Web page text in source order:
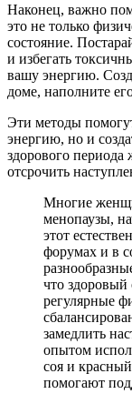
Наконец, важно
это не только
состояние.
и избегать
вашу энергию.
доме, наполните
Эти методы
энергию, но и
здорового
отсрочить
Многие
менопаузы,
этот
форумах и в
что
регулярные
замедлить
опытом
соя и
помогают